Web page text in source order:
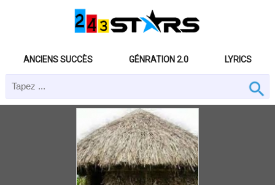
ANCIENS SUCCÈS GÉNRATION 2.0 LYRICS